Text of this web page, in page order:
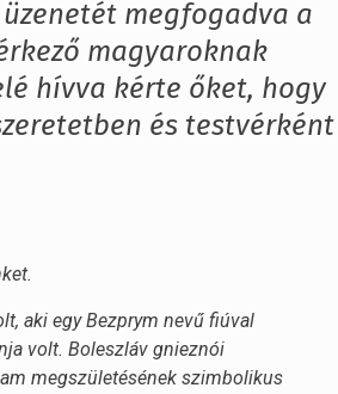
megfogadva a
magyaroknak
hívva kérte őket, hogy
és testvérként
aki egy Bezprym nevű fiú­val
volt. Boleszláv gnieznói
megszületésének szimbolikus